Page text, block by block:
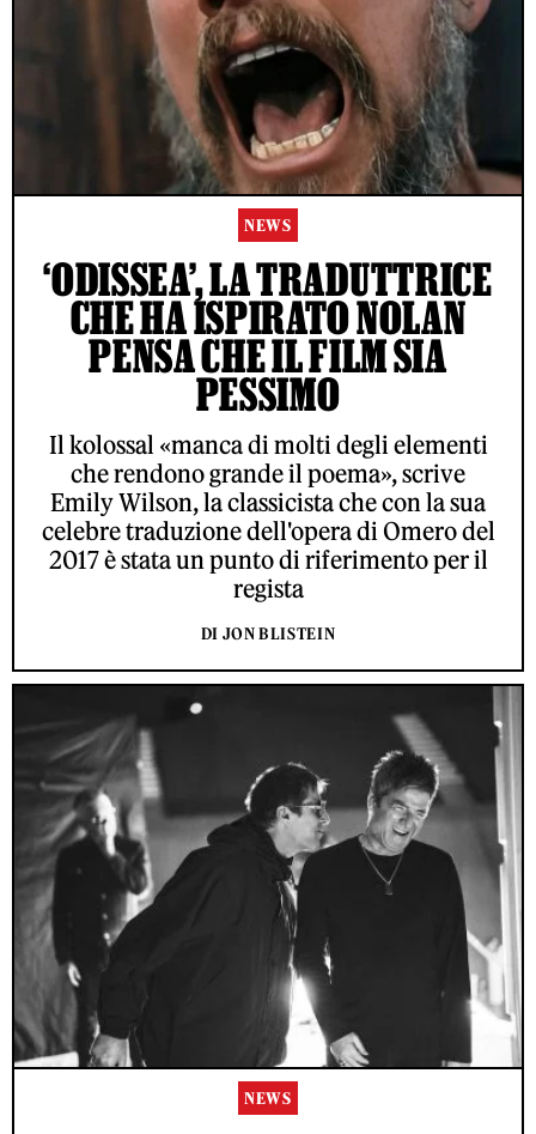
NEWS
‘ODISSEA’, LA TRADUTTRICE
CHE HA ISPIRATO NOLAN
PENSA CHE IL FILM SIA
PESSIMO
Il kolossal «manca di molti degli elementi
che rendono grande il poema», scrive
Emily Wilson, la classicista che con la sua
celebre traduzione dell'opera di Omero del
2017 è stata un punto di riferimento per il
regista
DI JON BLISTEIN
NEWS